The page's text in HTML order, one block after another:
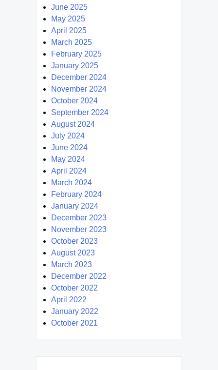
June 2025
May 2025
April 2025
March 2025
February 2025
January 2025
December 2024
November 2024
October 2024
September 2024
August 2024
July 2024
June 2024
May 2024
April 2024
March 2024
February 2024
January 2024
December 2023
November 2023
October 2023
August 2023
March 2023
December 2022
October 2022
April 2022
January 2022
October 2021